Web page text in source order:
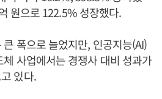
원으로 122.5% 성장했다.
폭으로 늘었지만, 인공지능(AI)
사업에서는 경쟁사 대비 성과가
있다.